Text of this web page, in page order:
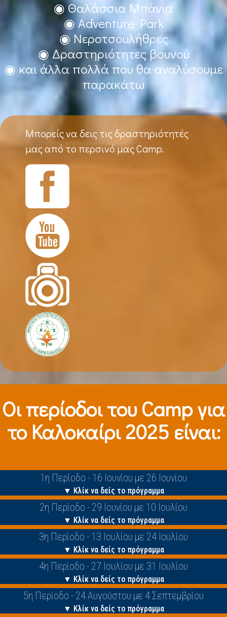
◉ Θαλάσσια Μπάνια
◉ Adventure Park
◉ Νεροτσουλήθρες
◉ Δραστηριότητες βουνού
◉ και άλλα πολλά που θα αναλύσουμε
παρακάτω
Μπορείς να δεις τις δραστηριότητές
μας από το περσινό μας Camp.
Οι περίοδοι τoυ Camp για
το Καλοκαίρι 2025 είναι:
1η Περίοδο - 16 Ιουνίου με 26 Ιουνίου
▼ Κλίκ να δείς το πρόγραμμα
2η Περίοδο - 29 Ιουνίου με 10 Ιουλίου
▼ Κλίκ να δείς το πρόγραμμα
3η Περίοδο - 13 Ιουλίου με 24 Ιουλίου
▼ Κλίκ να δείς το πρόγραμμα
4η Περίοδο - 27 Ιουλίου με 31 Ιουλίου
▼ Κλίκ να δείς το πρόγραμμα
5η Περίοδο - 24 Αυγούστου με 4 Σεπτεμβρίου
▼ Κλίκ να δείς το πρόγραμμα